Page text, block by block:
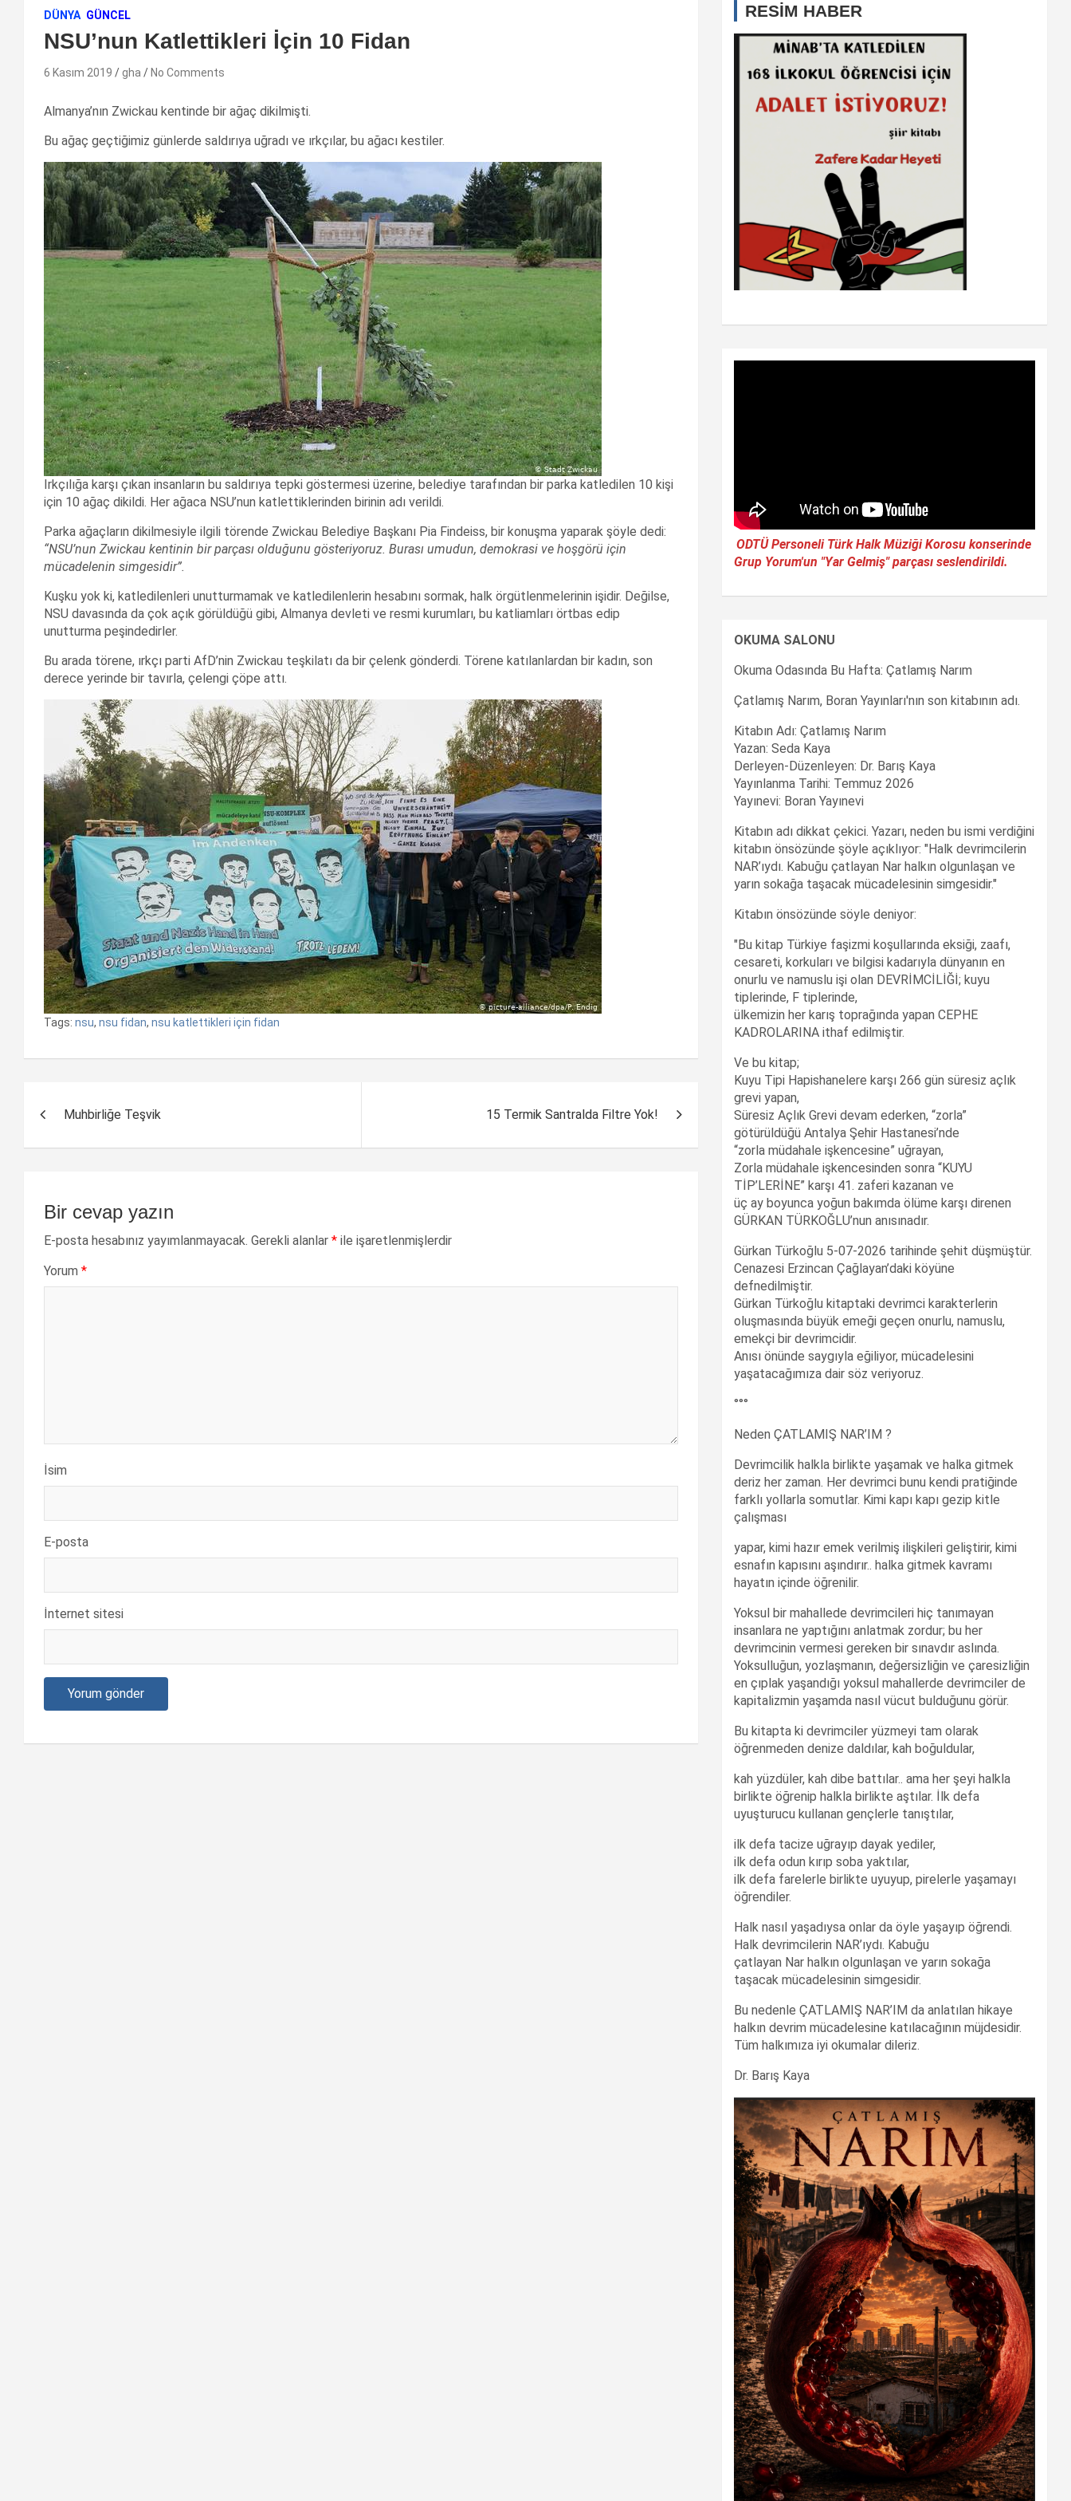
DÜNYA GÜNCEL
NSU’nun Katlettikleri İçin 10 Fidan
6 Kasım 2019 gha No Comments
Almanya’nın Zwickau kentinde bir ağaç dikilmişti.
Bu ağaç geçtiğimiz günlerde saldırıya uğradı ve ırkçılar, bu ağacı kestiler.
Irkçılığa karşı çıkan insanların bu saldırıya tepki göstermesi üzerine, belediye tarafından bir parka katledilen 10 kişi
için 10 ağaç dikildi. Her ağaca NSU’nun katlettiklerinden birinin adı verildi.
Parka ağaçların dikilmesiyle ilgili törende Zwickau Belediye Başkanı Pia Findeiss, bir konuşma yaparak şöyle dedi:
“NSU’nun Zwickau kentinin bir parçası olduğunu gösteriyoruz. Burası umudun, demokrasi ve hoşgörü için
mücadelenin simgesidir”.
Kuşku yok ki, katledilenleri unutturmamak ve katledilenlerin hesabını sormak, halk örgütlenmelerinin işidir. Değilse,
NSU davasında da çok açık görüldüğü gibi, Almanya devleti ve resmi kurumları, bu katliamları örtbas edip
unutturma peşindedirler.
Bu arada törene, ırkçı parti AfD’nin Zwickau teşkilatı da bir çelenk gönderdi. Törene katılanlardan bir kadın, son
derece yerinde bir tavırla, çelengi çöpe attı.
Tags: nsu, nsu fidan, nsu katlettikleri için fidan
dolaşımı
Muhbirliğe Teşvik 15 Termik Santralda Filtre Yok!
Bir cevap yazın
E-posta hesabınız yayımlanmayacak. Gerekli alanlar * ile işaretlenmişlerdir
Yorum *
İsim
E-posta
İnternet sitesi
RESİM HABER
ODTÜ Personeli Türk Halk Müziği Korosu konserinde
Grup Yorum'un "Yar Gelmiş" parçası seslendirildi.
OKUMA SALONU
Okuma Odasında Bu Hafta: Çatlamış Narım
Çatlamış Narım, Boran Yayınları'nın son kitabının adı.
Kitabın Adı: Çatlamış Narım
Yazan: Seda Kaya
Derleyen-Düzenleyen: Dr. Barış Kaya
Yayınlanma Tarihi: Temmuz 2026
Yayınevi: Boran Yayınevi
Kitabın adı dikkat çekici. Yazarı, neden bu ismi verdiğini
kitabın önsözünde şöyle açıklıyor: "Halk devrimcilerin
NAR’ıydı. Kabuğu çatlayan Nar halkın olgunlaşan ve
yarın sokağa taşacak mücadelesinin simgesidir."
Kitabın önsözünde söyle deniyor:
"Bu kitap Türkiye faşizmi koşullarında eksiği, zaafı,
cesareti, korkuları ve bilgisi kadarıyla dünyanın en
onurlu ve namuslu işi olan DEVRİMCİLİĞİ; kuyu
tiplerinde, F tiplerinde,
ülkemizin her karış toprağında yapan CEPHE
KADROLARINA ithaf edilmiştir.
Ve bu kitap;
Kuyu Tipi Hapishanelere karşı 266 gün süresiz açlık
grevi yapan,
Süresiz Açlık Grevi devam ederken, “zorla”
götürüldüğü Antalya Şehir Hastanesi’nde
“zorla müdahale işkencesine” uğrayan,
Zorla müdahale işkencesinden sonra “KUYU
TİP’LERİNE” karşı 41. zaferi kazanan ve
üç ay boyunca yoğun bakımda ölüme karşı direnen
GÜRKAN TÜRKOĞLU’nun anısınadır.
Gürkan Türkoğlu 5-07-2026 tarihinde şehit düşmüştür.
Cenazesi Erzincan Çağlayan’daki köyüne
defnedilmiştir.
Gürkan Türkoğlu kitaptaki devrimci karakterlerin
oluşmasında büyük emeği geçen onurlu, namuslu,
emekçi bir devrimcidir.
Anısı önünde saygıyla eğiliyor, mücadelesini
yaşatacağımıza dair söz veriyoruz.
°°°
Neden ÇATLAMIŞ NAR’IM ?
Devrimcilik halkla birlikte yaşamak ve halka gitmek
deriz her zaman. Her devrimci bunu kendi pratiğinde
farklı yollarla somutlar. Kimi kapı kapı gezip kitle
çalışması
yapar, kimi hazır emek verilmiş ilişkileri geliştirir, kimi
esnafın kapısını aşındırır.. halka gitmek kavramı
hayatın içinde öğrenilir.
Yoksul bir mahallede devrimcileri hiç tanımayan
insanlara ne yaptığını anlatmak zordur; bu her
devrimcinin vermesi gereken bir sınavdır aslında.
Yoksulluğun, yozlaşmanın, değersizliğin ve çaresizliğin
en çıplak yaşandığı yoksul mahallerde devrimciler de
kapitalizmin yaşamda nasıl vücut bulduğunu görür.
Bu kitapta ki devrimciler yüzmeyi tam olarak
öğrenmeden denize daldılar, kah boğuldular,
kah yüzdüler, kah dibe battılar.. ama her şeyi halkla
birlikte öğrenip halkla birlikte aştılar. İlk defa
uyuşturucu kullanan gençlerle tanıştılar,
ilk defa tacize uğrayıp dayak yediler,
ilk defa odun kırıp soba yaktılar,
ilk defa farelerle birlikte uyuyup, pirelerle yaşamayı
öğrendiler.
Halk nasıl yaşadıysa onlar da öyle yaşayıp öğrendi.
Halk devrimcilerin NAR’ıydı. Kabuğu
çatlayan Nar halkın olgunlaşan ve yarın sokağa
taşacak mücadelesinin simgesidir.
Bu nedenle ÇATLAMIŞ NAR’IM da anlatılan hikaye
halkın devrim mücadelesine katılacağının müjdesidir.
Tüm halkımıza iyi okumalar dileriz.
Dr. Barış Kaya